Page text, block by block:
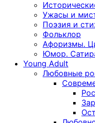
Ужасы и
Поэзия и
Фольклор
Афоризмы.
Юмор.
Young Adult
Любовные